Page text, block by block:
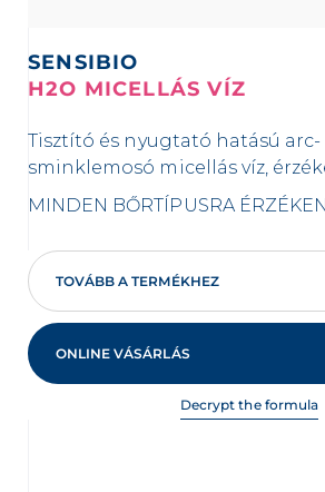
SENSIBIO
H2O MICELLÁS VÍZ
Tisztító és nyugtató hatású arc-
sminklemosó micellás víz,
MINDEN BŐRTÍPUSRA
TOVÁBB A TERMÉKHEZ
ONLINE VÁSÁRLÁS
Decrypt the formula